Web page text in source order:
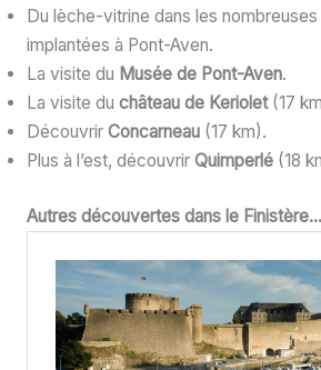
Du lèche-vitrine dans les nombreuses
implantées à Pont-Aven.
La visite du Musée de Pont-Aven.
La visite du château de Keriolet(17
Découvrir Concarneau(17 km).
Plus à l’est, découvrir Quimperlé(18
Autres découvertes dans le Finistère…